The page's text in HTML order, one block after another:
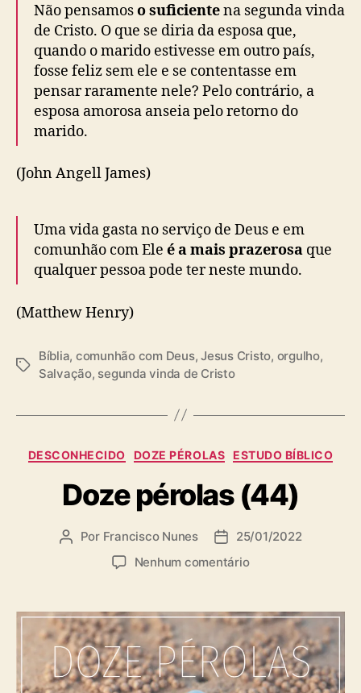
Não pensamoso suficientena segunda vinda
de Cristo. O que se diria da esposa que,
quando o marido estivesse em outro país,
fosse feliz sem ele e se contentasse em
pensar raramente nele? Pelo contrário, a
esposa amorosa anseia pelo retorno do
marido.
(John Angell James)
Uma vida gasta no serviço de Deus e em
comunhão com Ele é a mais prazerosa que
qualquer pessoa pode ter neste mundo.
(Matthew Henry)
T
s
Bíblia, comunhão com Deus,Jesus Cristo, orgulho,
Salvação, segunda vinda de Cristo
C
t
e
o
r
s
DESCONHECIDO DOZE PÉROLAS ESTUDO BÍBLICO
Doze pérolas (44)
A
r
d
o
p
o
Por Francisco Nunes
D
a
d
e
p
u
b
25/01/2022
Nenhum comentárioe
o
z
e
p
é